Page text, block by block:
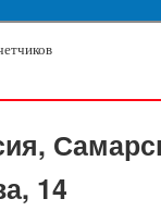
14